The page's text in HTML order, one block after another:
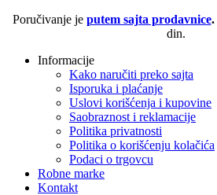
Poručivanje je putem sajta prodavnice.
din.
Informacije
Kako naručiti preko sajta
Isporuka i plaćanje
Uslovi korišćenja i kupovine
Saobraznost i reklamacije
Politika privatnosti
Politika o korišćenju kolačića
Podaci o trgovcu
Robne marke
Kontakt